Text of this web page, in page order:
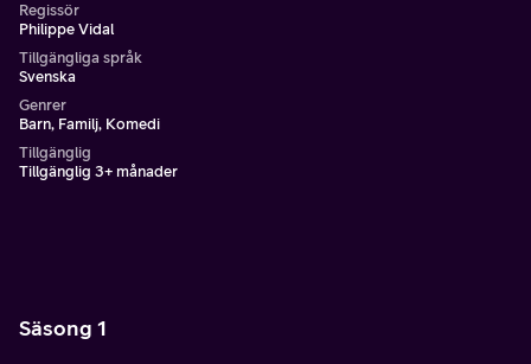
Regissör
Philippe Vidal
Tillgängliga språk
Svenska
Genrer
Barn, Familj, Komedi
Tillgänglig
Tillgänglig 3+ månader
Säsong 1